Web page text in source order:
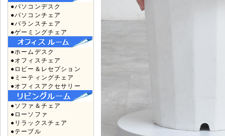
●パソコンデスク
●パソコンチェア
●バランスチェア
●ゲーミングチェア
●ホームデスク
●オフィスチェア
●ロビー＆レセプション
●ミーティングチェア
●オフィスアクセサリー
●ソファ＆チェア
●ローソファ
●リラックスチェア
●テーブル